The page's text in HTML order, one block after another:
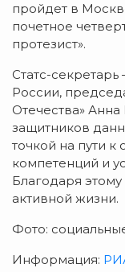
пройдет в
почетное
протезист».
Статс-
России,
Отечества»
защитников
точкой на пути
компетенций и
Благодаря этому
активной жизни.
Фото:
Информация: